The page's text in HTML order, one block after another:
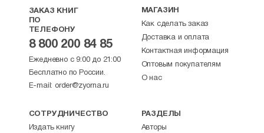
ЗАКАЗ КНИГ
ПО
ТЕЛЕФОНУ
8 800 200 84 85
Ежедневно с 9:00 до 21:00
Бесплатно по России.
E-mail: order@zyorna.ru
МАГАЗИН
Как сделать заказ
Доставка и оплата
Контактная информация
Оптовым покупателям
О нас
СОТРУДНИЧЕСТВО
Издать книгу
РАЗДЕЛЫ
Авторы